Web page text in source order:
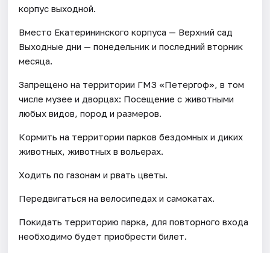
корпус выходной.
Вместо Екатерининского корпуса — Верхний сад
Выходные дни — понедельник и последний вторник
месяца.
Запрещено на территории ГМЗ «Петергоф», в том
числе музее и дворцах: Посещение с животными
любых видов, пород и размеров.
Кормить на территории парков бездомных и диких
животных, животных в вольерах.
Ходить по газонам и рвать цветы.
Передвигаться на велосипедах и самокатах.
Покидать территорию парка, для повторного входа
необходимо будет приобрести билет.